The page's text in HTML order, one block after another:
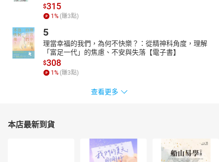
Chapter1 生活篇-03
Chapter1 生活篇-04
Chapter1 生活篇-05
Chapter2 食物篇-01
Chapter2 食物篇-02
Chapter2 食物篇-03
Chapter3 歷史篇-02
書】
$315
1 % (賺3點)
5
理當幸福的我們，為何不快樂？：從精神科角度，理解
「富足一代」的焦慮、不安與失落【電子書】
$308
1 % (賺3點)
查看更多
本店最新到貨